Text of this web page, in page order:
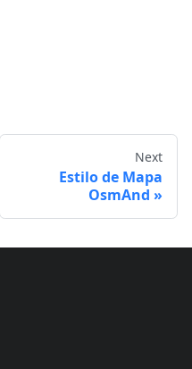
Next
Estilo de Mapa
OsmAnd